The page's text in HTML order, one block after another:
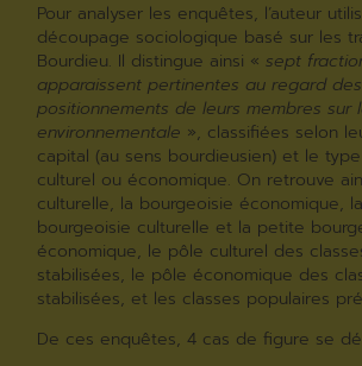
Pour analyser les enquêtes, l’auteur
découpage sociologique basé sur les
Bourdieu. Il distingue ainsi «sept
apparaissent pertinentes au regard des
positionnements de leurs membres sur
environnementale », classifiées selon
capital (au sens bourdieusien) et le
culturel ou économique. On retrouve
culturelle, la bourgeoisie économique,
bourgeoisie culturelle et la petite
économique, le pôle culturel des
stabilisées, le pôle économique des
stabilisées, et les classes populaires
De ces enquêtes, 4 cas de figure se